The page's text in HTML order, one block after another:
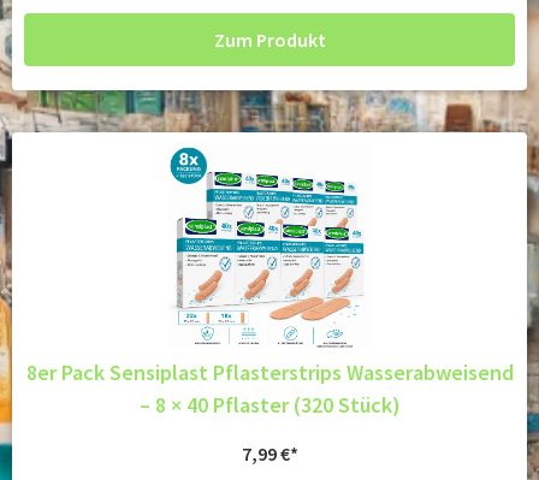
Zum Produkt
8er Pack Sensiplast Pflasterstrips Wasserabweisend
– 8 × 40 Pflaster (320 Stück)
7,99€